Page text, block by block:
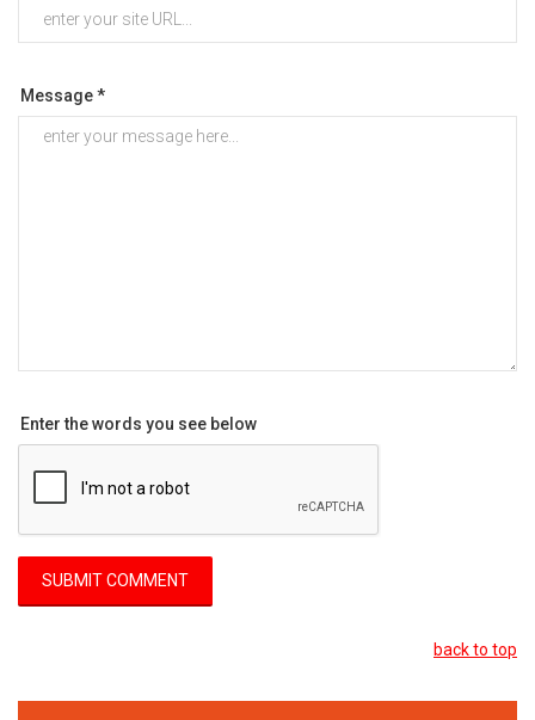
Message *
Enter the words you see below
back to top